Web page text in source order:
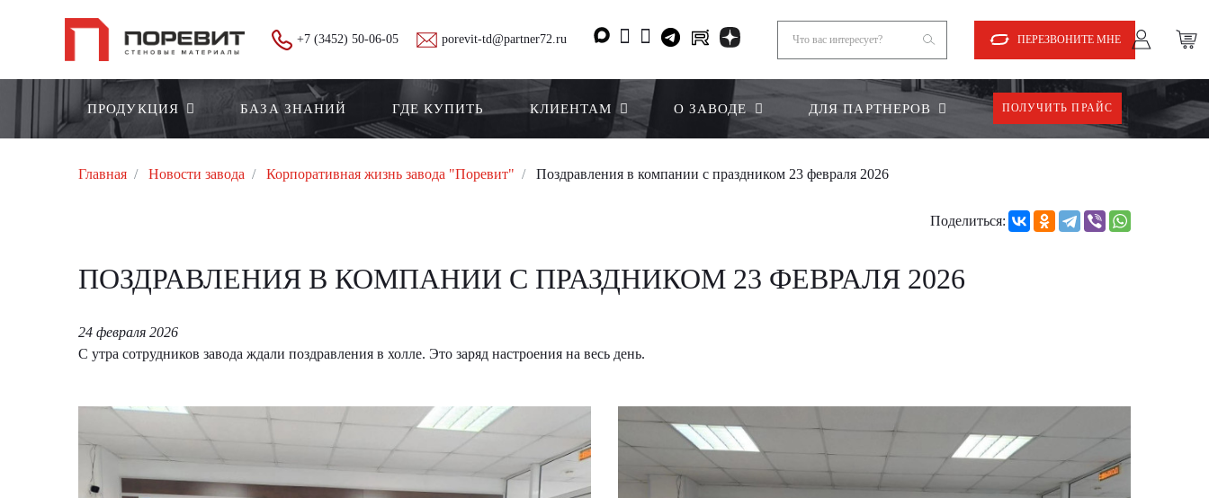
+7 (3452) 50-06-05 porevit-td@partner72.ru ПЕРЕЗВОНИТЕ МНЕ
ПРОДУКЦИЯ БАЗА ЗНАНИЙ ГДЕ КУПИТЬ КЛИЕНТАМ О ЗАВОДЕ ДЛЯ ПАРТНЕРОВ ПОЛУЧИТЬ ПРАЙС
Главная Новости завода Корпоративная жизнь завода "Поревит" Поздравления в компании с праздником 23 февраля 2026
Поделиться:
ПОЗДРАВЛЕНИЯ В КОМПАНИИ С ПРАЗДНИКОМ 23 ФЕВРАЛЯ 2026
24 февраля 2026
С утра сотрудников завода ждали поздравления в холле. Это заряд настроения на весь день.